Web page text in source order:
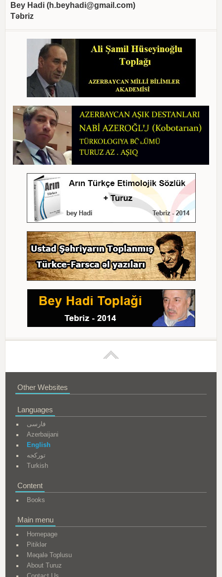
Bey Hadi (h.beyhadi@gmail.com)
Təbriz
Other Websites
Languages
فارسی
Azerbaijani
English
تورکجه
Turkish
Content
Books
Main menu
Homepage
Pitiklər
Məqalə Toplusu
About Turuz